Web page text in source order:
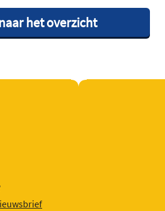
het overzicht